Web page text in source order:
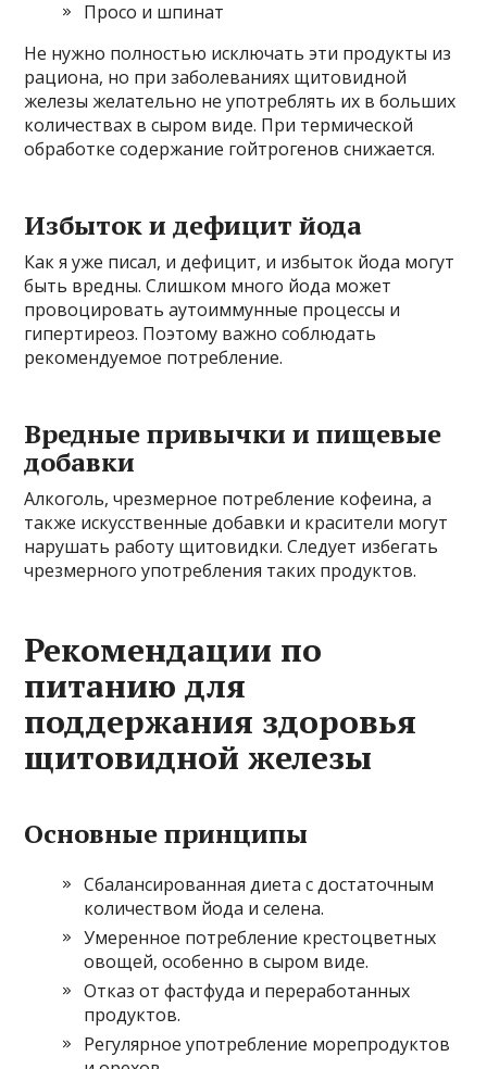
Просо и шпинат
Не нужно полностью исключать эти продукты из
рациона, но при заболеваниях щитовидной
железы желательно не употреблять их в больших
количествах в сыром виде. При термической
обработке содержание гойтрогенов снижается.
Избыток и дефицит йода
Как я уже писал, и дефицит, и избыток йода могут
быть вредны. Слишком много йода может
провоцировать аутоиммунные процессы и
гипертиреоз. Поэтому важно соблюдать
рекомендуемое потребление.
Вредные привычки и пищевые
добавки
Алкоголь, чрезмерное потребление кофеина, а
также искусственные добавки и красители могут
нарушать работу щитовидки. Следует избегать
чрезмерного употребления таких продуктов.
Рекомендации по
питанию для
поддержания здоровья
щитовидной железы
Основные принципы
Сбалансированная диета с достаточным
количеством йода и селена.
Умеренное потребление крестоцветных
овощей, особенно в сыром виде.
Отказ от фастфуда и переработанных
продуктов.
Регулярное употребление морепродуктов